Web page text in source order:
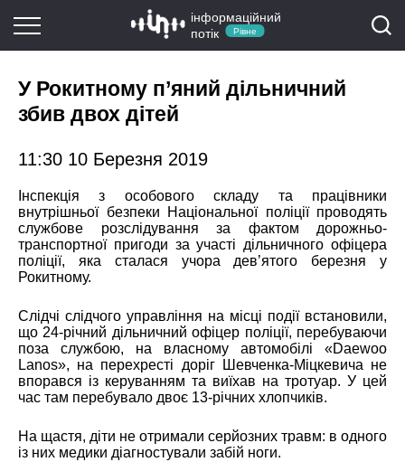
інформаційний
потік
Рівне
У Рокитному п’яний дільничний
збив двох дітей
11:30 10 Березня 2019
Інспекція з особового складу та працівники
внутрішньої безпеки Національної поліції проводять
службове розслідування за фактом дорожньо-
транспортної пригоди за участі дільничного офіцера
поліції, яка сталася учора дев’ятого березня у
Рокитному.
Слідчі слідчого управління на місці події встановили,
що 24-річний дільничний офіцер поліції, перебуваючи
поза службою, на власному автомобілі «Daewoo
Lanos», на перехресті доріг Шевченка-Міцкевича не
впорався із керуванням та виїхав на тротуар. У цей
час там перебувало двоє 13-річних хлопчиків.
На щастя, діти не отримали серйозних травм: в одного
із них медики діагностували забій ноги.